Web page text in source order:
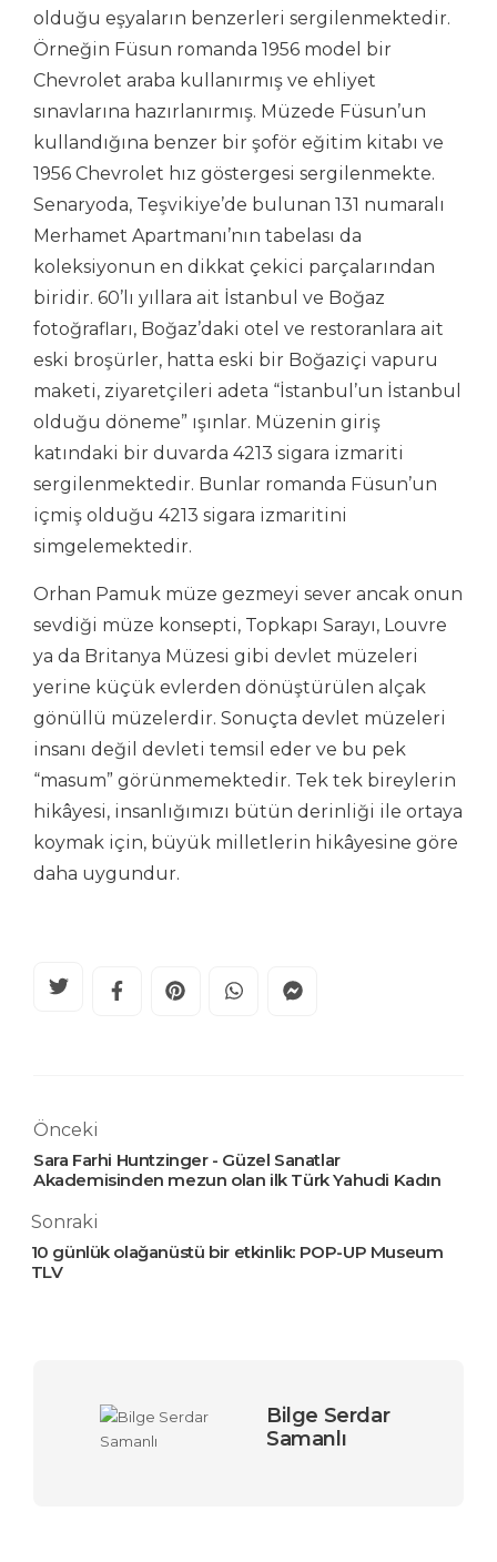
olduğu eşyaların benzerleri sergilenmektedir.
Örneğin Füsun romanda 1956 model bir
Chevrolet araba kullanırmış ve ehliyet
sınavlarına hazırlanırmış. Müzede Füsun’un
kullandığına benzer bir şoför eğitim kitabı ve
1956 Chevrolet hız göstergesi sergilenmekte.
Senaryoda, Teşvikiye’de bulunan 131 numaralı
Merhamet Apartmanı’nın tabelası da
koleksiyonun en dikkat çekici parçalarından
biridir. 60’lı yıllara ait İstanbul ve Boğaz
fotoğrafları, Boğaz’daki otel ve restoranlara ait
eski broşürler, hatta eski bir Boğaziçi vapuru
maketi, ziyaretçileri adeta “İstanbul’un İstanbul
olduğu döneme” ışınlar. Müzenin giriş
katındaki bir duvarda 4213 sigara izmariti
sergilenmektedir. Bunlar romanda Füsun’un
içmiş olduğu 4213 sigara izmaritini
simgelemektedir.
Orhan Pamuk müze gezmeyi sever ancak onun
sevdiği müze konsepti, Topkapı Sarayı, Louvre
ya da Britanya Müzesi gibi devlet müzeleri
yerine küçük evlerden dönüştürülen alçak
gönüllü müzelerdir. Sonuçta devlet müzeleri
insanı değil devleti temsil eder ve bu pek
“masum” görünmemektedir. Tek tek bireylerin
hikâyesi, insanlığımızı bütün derinliği ile ortaya
koymak için, büyük milletlerin hikâyesine göre
daha uygundur.
Önceki
Sara Farhi Huntzinger - Güzel Sanatlar
Akademisinden mezun olan ilk Türk Yahudi Kadın
Sonraki
10 günlük olağanüstü bir etkinlik: POP-UP Museum
TLV
Bilge Serdar
Samanlı